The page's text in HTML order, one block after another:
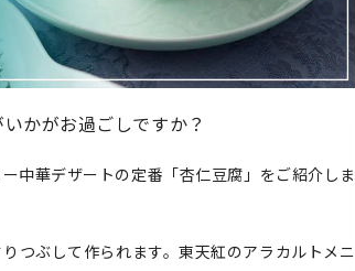
かがお過ごしですか？
中華デザートの定番「杏仁豆腐」をご紹介しま
つぶして作られます。東天紅のアラカルトメニ